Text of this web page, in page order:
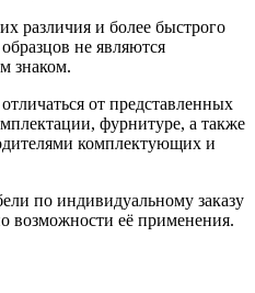
различия и более быстрого
не являются
знаком.
от представленных
фурнитуре, а также
комплектующих и
по индивидуальному заказу
возможности её применения.